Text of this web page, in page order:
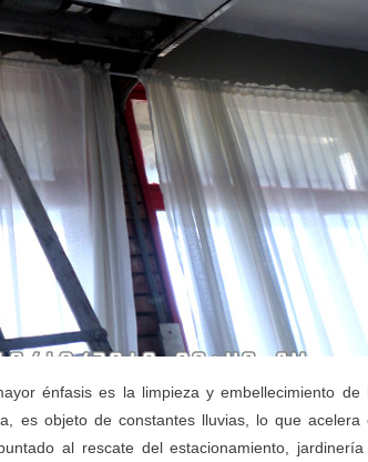
énfasis es la limpieza y embellecimiento de
es objeto de constantes lluvias, lo que acelera
al rescate del estacionamiento,